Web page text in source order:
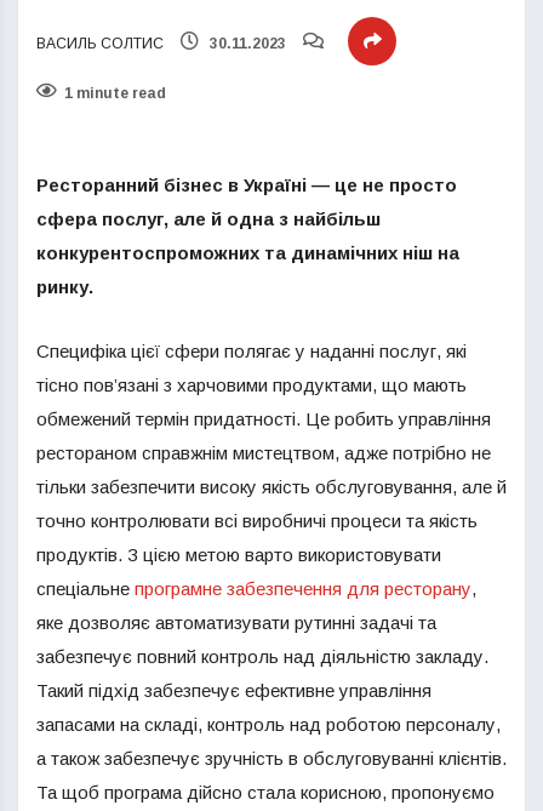
ВАСИЛЬ СОЛТИС 30.11.2023
1 minute read
Ресторанний бізнес в Україні — це не просто
сфера послуг, але й одна з найбільш
конкурентоспроможних та динамічних ніш на
ринку.
Специфіка цієї сфери полягає у наданні послуг, які
тісно пов’язані з харчовими продуктами, що мають
обмежений термін придатності. Це робить управління
рестораном справжнім мистецтвом, адже потрібно не
тільки забезпечити високу якість обслуговування, але й
точно контролювати всі виробничі процеси та якість
продуктів. З цією метою варто використовувати
спеціальне програмне забезпечення для ресторану,
яке дозволяє автоматизувати рутинні задачі та
забезпечує повний контроль над діяльністю закладу.
Такий підхід забезпечує ефективне управління
запасами на складі, контроль над роботою персоналу,
а також забезпечує зручність в обслуговуванні клієнтів.
Та щоб програма дійсно стала корисною, пропонуємо